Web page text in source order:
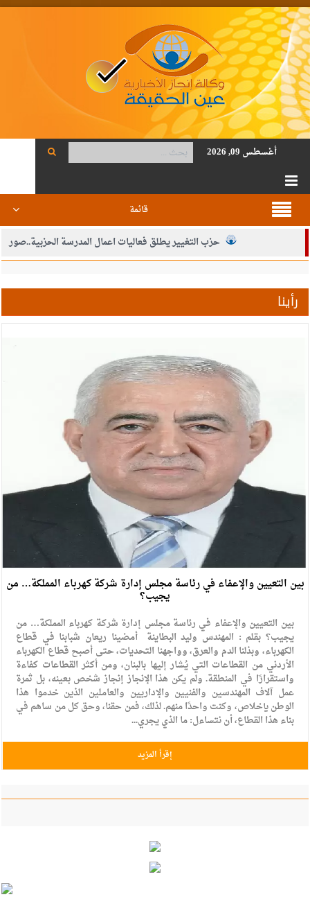
أغسطس 09, 2026
قائمة
حزب التغيير يطلق فعاليات اعمال المدرسة الحزبية..صور
الإسلامية والمسيحية
النواب يقر مشروع تعديل قانون الملكية العقارية
القاضي يلتقي رؤساء تحرير الصحف اليومية ويؤكد حرص مجلس
النواب على شراكة فاعلة مع الإعلام
دعوة المكلفين بخدمة العلم (الدفعة الثالثة) إلى مراجعة منصة خدمة
العلم
الملك يلتقي مجموعة من رفاق السلاح
الملك يتلقى اتصالا هاتفيا من العاهل البحريني
القاضي محمود أحمد فريحات.. مبارك ومزيدا من التوفيق
رأينا
بين التعيين والإعفاء في رئاسة مجلس إدارة شركة كهرباء المملكة… من
يجيب؟
بين التعيين والإعفاء في رئاسة مجلس إدارة شركة كهرباء المملكة… من
يجيب؟ بقلم : المهندس وليد البطاينة أمضينا ريعان شبابنا في قطاع
الكهرباء، وبذلنا الدم والعرق، وواجهنا التحديات، حتى أصبح قطاع الكهرباء
الأردني من القطاعات التي يُشار إليها بالبنان، ومن أكثر القطاعات كفاءة
واستقرارًا في المنطقة. ولم يكن هذا الإنجاز إنجاز شخص بعينه، بل ثمرة
عمل آلاف المهندسين والفنيين والإداريين والعاملين الذين خدموا هذا
الوطن بإخلاص، وكنت واحدًا منهم. لذلك، فمن حقنا، وحق كل من ساهم في
بناء هذا القطاع، أن نتساءل: ما الذي يجري...
إقرأ المزيد